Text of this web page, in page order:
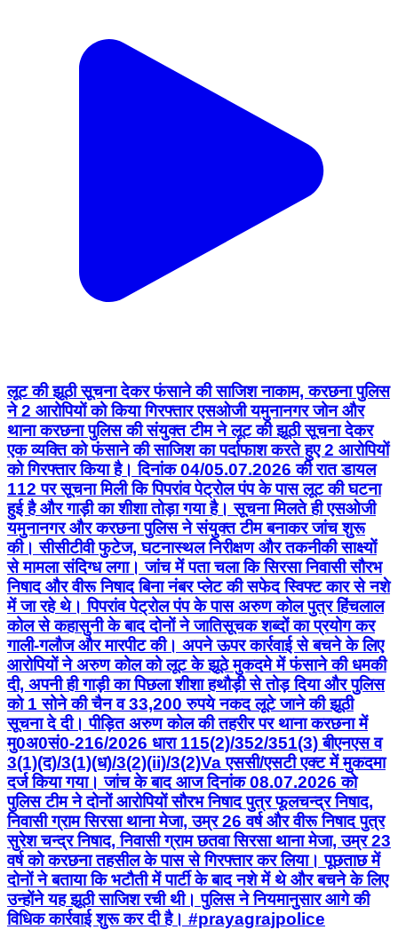
लूट की झूठी सूचना देकर फंसाने की साजिश नाकाम, करछना पुलिस
ने 2 आरोपियों को किया गिरफ्तार एसओजी यमुनानगर जोन और
थाना करछना पुलिस की संयुक्त टीम ने लूट की झूठी सूचना देकर
एक व्यक्ति को फंसाने की साजिश का पर्दाफाश करते हुए 2 आरोपियों
को गिरफ्तार किया है। दिनांक 04/05.07.2026 की रात डायल
112 पर सूचना मिली कि पिपरांव पेट्रोल पंप के पास लूट की घटना
हुई है और गाड़ी का शीशा तोड़ा गया है। सूचना मिलते ही एसओजी
यमुनानगर और करछना पुलिस ने संयुक्त टीम बनाकर जांच शुरू
की। सीसीटीवी फुटेज, घटनास्थल निरीक्षण और तकनीकी साक्ष्यों
से मामला संदिग्ध लगा। जांच में पता चला कि सिरसा निवासी सौरभ
निषाद और वीरू निषाद बिना नंबर प्लेट की सफेद स्विफ्ट कार से नशे
में जा रहे थे। पिपरांव पेट्रोल पंप के पास अरुण कोल पुत्र हिंचलाल
कोल से कहासुनी के बाद दोनों ने जातिसूचक शब्दों का प्रयोग कर
गाली-गलौज और मारपीट की। अपने ऊपर कार्रवाई से बचने के लिए
आरोपियों ने अरुण कोल को लूट के झूठे मुकदमे में फंसाने की धमकी
दी, अपनी ही गाड़ी का पिछला शीशा हथौड़ी से तोड़ दिया और पुलिस
को 1 सोने की चैन व 33,200 रुपये नकद लूटे जाने की झूठी
सूचना दे दी। पीड़ित अरुण कोल की तहरीर पर थाना करछना में
मु0अ0सं0-216/2026 धारा 115(2)/352/351(3) बीएनएस व
3(1)(द)/3(1)(ध)/3(2)(ii)/3(2)Va एससी/एसटी एक्ट में मुकदमा
दर्ज किया गया। जांच के बाद आज दिनांक 08.07.2026 को
पुलिस टीम ने दोनों आरोपियों सौरभ निषाद पुत्र फूलचन्द्र निषाद,
निवासी ग्राम सिरसा थाना मेजा, उम्र 26 वर्ष और वीरू निषाद पुत्र
सुरेश चन्द्र निषाद, निवासी ग्राम छतवा सिरसा थाना मेजा, उम्र 23
वर्ष को करछना तहसील के पास से गिरफ्तार कर लिया। पूछताछ में
दोनों ने बताया कि भटौती में पार्टी के बाद नशे में थे और बचने के लिए
उन्होंने यह झूठी साजिश रची थी। पुलिस ने नियमानुसार आगे की
विधिक कार्रवाई शुरू कर दी है। #prayagrajpolice